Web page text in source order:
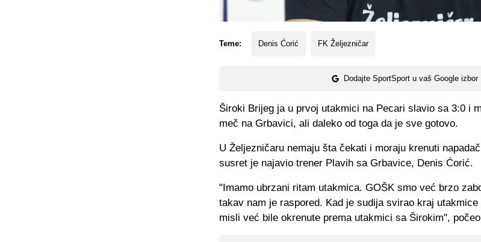
Teme: Denis Ćorić FK Željezničar
Dodajte SportSport u vaš Google izbor
Široki Brijeg ja u prvoj utakmici na Pecari slavio sa 3:0 i
meč na Grbavici, ali daleko od toga da je sve gotovo.
U Željezničaru nemaju šta čekati i moraju krenuti
susret je najavio trener Plavih sa Grbavice, Denis Ćorić.
"Imamo ubrzani ritam utakmica. GOŠK smo već brzo
takav nam je raspored. Kad je sudija svirao kraj
misli već bile okrenute prema utakmici sa Širokim",